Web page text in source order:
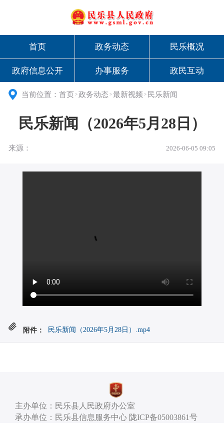
首页 政务动态 民乐概况
政府信息公开 办事服务 政民互动
当前位置：首页 > 政务动态 >最新视频 > 民乐新闻
民乐新闻（2026年5月28日）
来源： 2026-06-05 09:05
附件： 民乐新闻（2026年5月28日）.mp4
主办单位：民乐县人民政府办公室
承办单位：民乐县信息服务中心 陇ICP备05003861号